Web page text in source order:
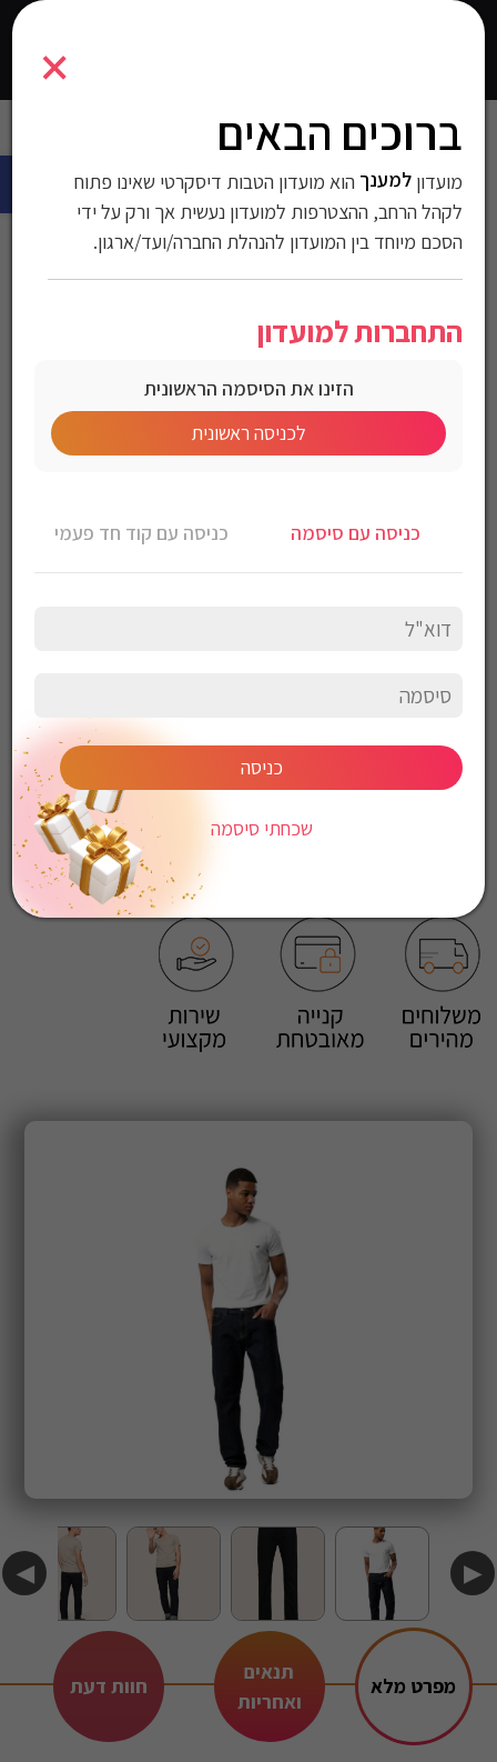
×
ברוכים הבאים
מועדוןלמענך הוא מועדון הטבות דיסקרטי שאינו פתוח
לקהל הרחב, ההצטרפות למועדון נעשית אך ורק על ידי
הסכם מיוחד בין המועדון להנהלת החברה/ועד/ארגון.
התחברות למועדון
הזינו את הסיסמה הראשונית
לכניסה ראשונית
כניסה עם סיסמה כניסה עם קוד חד פעמי
כניסה
שכחתי סיסמה
5400021
>אופנה מעילים וזקטים וביגוד חורף
ג’ינס Armani Exchange
לגברים גזרת Regular Fit
מק"ט:5400021
מחיר לחברי מועדון
הרכב בד: 87% כותנה 13% פוליאסטר
כביסה עדינה במכונה, 30 מעלות
ללא השריה
לייבש הפוך ובצל
אין לייבש במכונת יבוש
◀ ▶
מפרט מלא
תנאים
ואחריות
חוות דעת